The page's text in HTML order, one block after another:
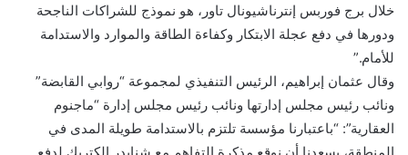
خلال برج فوربس إنترناشيونال تاور، هو نموذج للشراكات الناجحة
ودورها في دفع عجلة الابتكار وكفاءة الطاقة والموارد والاستدامة
للأمام.”
وقال عثمان إبراهيم، الرئيس التنفيذي لمجموعة “روابي القابضة”
ونائب رئيس مجلس إدارتها ونائب رئيس مجلس إدارة “ماجنوم
العقارية”: “باعتبارنا مؤسسة تلتزم بالاستدامة طويلة المدى في
المنطقة، يسعدنا أن نوقع مذكرة التفاهم مع شنايدر إلكتريك لدفع